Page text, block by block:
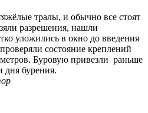
тралы, и обычно все стоят
разрешения, нашли
уложились в окно до введения
состояние креплений
Буровую привезли раньше
дня бурения.